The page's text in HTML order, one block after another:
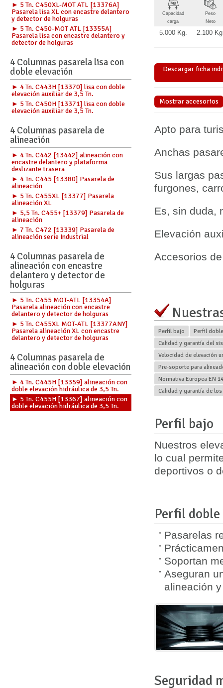
► 5 Tn. C450XL-MOT ATL [13376A]
Pasarela lisa XL con encastre delantero
y detector de holguras
► 5 Tn. C450-MOT ATL [13355A]
Pasarela lisa con encastre delantero y
detector de holguras
4 Columnas pasarela lisa con
doble elevación
► 4 Tn. C443H [13370] lisa con doble
elevación auxiliar de 3,5 Tn.
► 5 Tn. C450H [13371] lisa con doble
elevación auxiliar de 3,5 Tn.
4 Columnas pasarela de
alineación
► 4 Tn. C442 [13442] alineación con
encastre delantero y plataforma
deslizante trasera
► 4 Tn. C445 [13380] Pasarela de
alineación
► 5 Tn. C455XL [13377] Pasarela
alineación XL
► 5,5 Tn. C455+ [13379] Pasarela de
alineación
► 7 Tn. C472 [13339] Pasarela de
alineación serie Industrial
4 Columnas pasarela de
alineación con encastre
delantero y detector de
holguras
► 5 Tn. C455 MOT-ATL [13354A]
Pasarela alineación con encastre
delantero y detector de holguras
► 5 Tn. C455XL MOT-ATL [13377ANY]
Pasarela alineación XL con encastre
delantero y detector de holguras
4 Columnas pasarela de
alineación con doble elevación
► 4 Tn. C445H [13359] alineación con
doble elevación hidráulica de 3,5 Tn.
► 5 Tn. C455H [13367] alineación con
doble elevación hidráulica de 3,5 Tn.
Capacidad
carga
Peso
Neto
5.000 Kg. 2.100
Descargar ficha
Mostrar accesorios
Apto para
Anchas
Sus largas
furgones,
Es, sin duda,
Elevación
Accesorios
Perfil bajo
Perfil
Calidad y garantía del
Velocidad de elevación
Pre-soporte para
Normativa Europea EN
Calidad y garantía de
Perfil bajo
Nuestros
lo cual
deportivos o
Perfil doble
Pasarelas
Soportan
Aseguran
alineación
Seguridad